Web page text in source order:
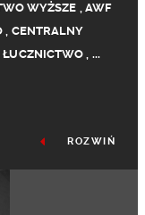
WYŻSZE , AWF
, CENTRALNY
ŁUCZNICTWO , ...
ROZWIŃ